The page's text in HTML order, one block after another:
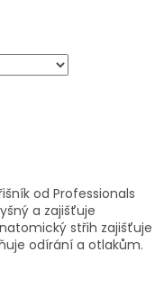
od Professionals
a zajišťuje
střih zajišťuje
odírání a otlakům.